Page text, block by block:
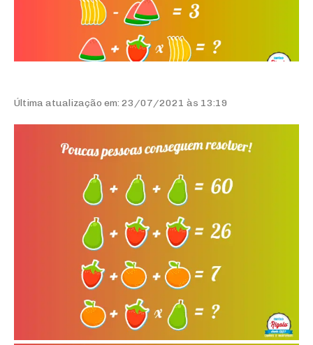
Última atualização em: 23/07/2021 às 13:19